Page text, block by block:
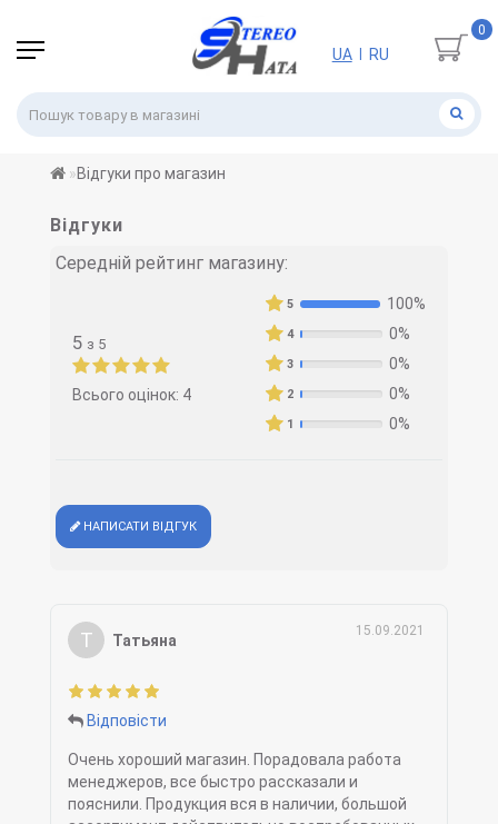
0
UA RU
Відгуки про магазин
Відгуки
Середній рейтинг магазину:
5 з 5
Всього оцінок: 4
5 100%
4 0%
3 0%
2 0%
1 0%
НАПИСАТИ ВІДГУК
Т Татьяна
15.09.2021
Відповісти
Очень хороший магазин. Порадовала работа
менеджеров, все быстро рассказали и
пояснили. Продукция вся в наличии, большой